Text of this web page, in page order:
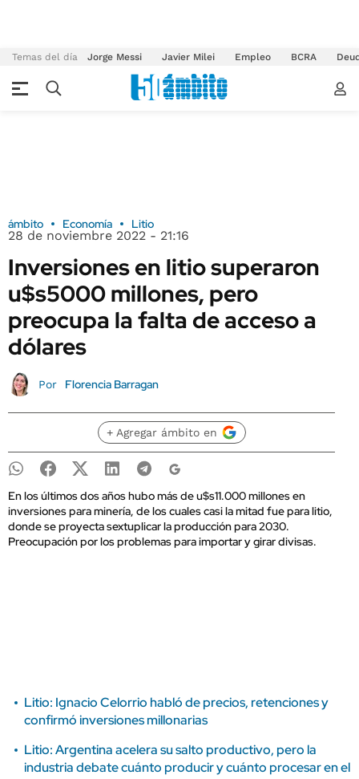
Temas del día Jorge Messi Javier Milei Empleo BCRA
ámbito Economía Litio
28 de noviembre 2022 - 21:16
Inversiones en litio superaron
u$s5000 millones, pero
preocupa la falta de acceso a
dólares
Por Florencia Barragan
+ Agregar ámbito en
En los últimos dos años hubo más de u$s11.000 millones en
inversiones para minería, de los cuales casi la mitad fue para litio,
donde se proyecta sextuplicar la producción para 2030.
Preocupación por los problemas para importar y girar divisas.
Litio: Ignacio Celorrio habló de precios, retenciones y
confirmó inversiones millonarias
Litio: Argentina acelera su salto productivo, pero la
industria debate cuánto producir y cuánto procesar en el